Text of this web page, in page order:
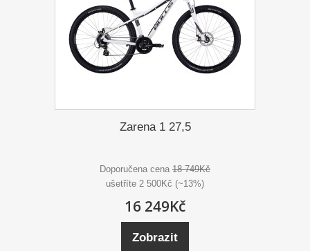
Zarena 1 27,5
Doporučena cena 18 749Kč
ušetříte 2 500Kč (~13%)
16 249Kč
Zobrazit